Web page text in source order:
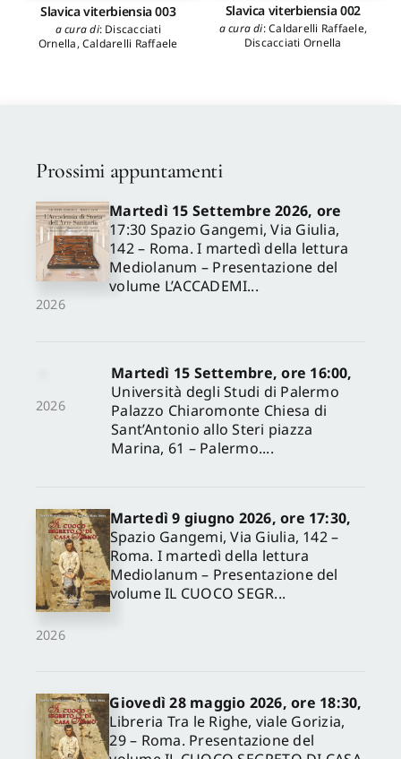
Slavica viterbiensia 003
a cura di: Discacciati
Ornella,Caldarelli Raffaele
Slavica viterbiensia 002
a cura di:Caldarelli Raffaele,
Discacciati Ornella
Prossimi appuntamenti
2026
Martedì 15 Settembre 2026, ore
17:30 Spazio Gangemi, Via Giulia,
142 – Roma. I martedì della lettura
Mediolanum – Presentazione del
volume L’ACCADEMI...
2026
Martedì 15 Settembre, ore 16:00,
Università degli Studi di Palermo
Palazzo Chiaromonte Chiesa di
Sant’Antonio allo Steri piazza
Marina, 61 – Palermo....
2026
Martedì 9 giugno 2026, ore 17:30,
Spazio Gangemi, Via Giulia, 142 –
Roma. I martedì della lettura
Mediolanum – Presentazione del
volume IL CUOCO SEGR...
Giovedì 28 maggio 2026, ore 18:30,
Libreria Tra le Righe, viale Gorizia,
29 – Roma. Presentazione del